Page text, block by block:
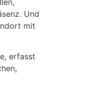
Und
mit
erfasst